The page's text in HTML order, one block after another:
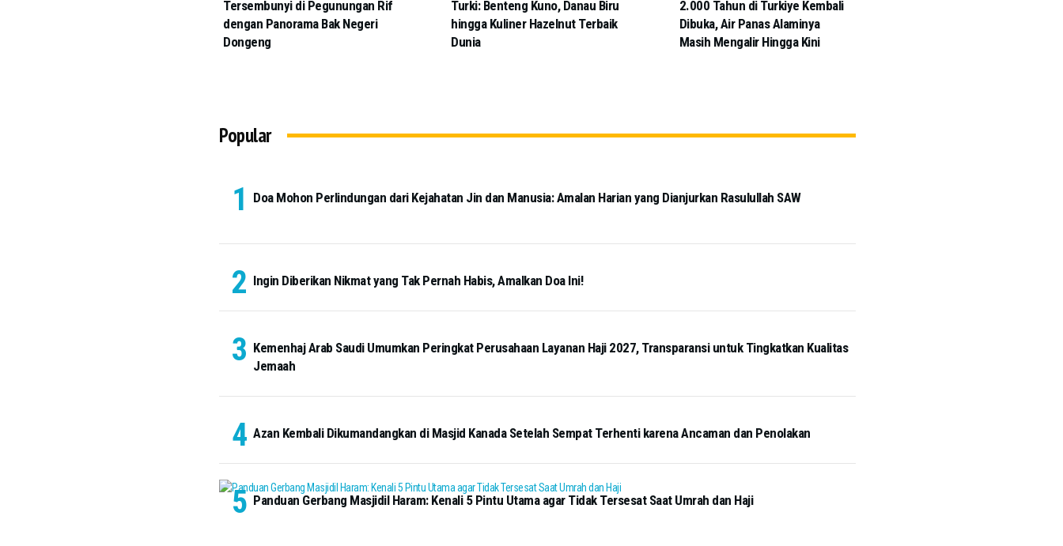
Tersembunyi di Pegunungan Rif
dengan Panorama Bak Negeri
Dongeng
Turki: Benteng Kuno, Danau Biru
hingga Kuliner Hazelnut Terbaik
Dunia
2.000 Tahun di Turkiye Kembali
Dibuka, Air Panas Alaminya
Masih Mengalir Hingga Kini
Popular
Doa Mohon Perlindungan dari Kejahatan Jin dan Manusia: Amalan Harian yang Dianjurkan Rasulullah SAW
Ingin Diberikan Nikmat yang Tak Pernah Habis, Amalkan Doa Ini!
Kemenhaj Arab Saudi Umumkan Peringkat Perusahaan Layanan Haji 2027, Transparansi untuk Tingkatkan Kualitas
Jemaah
Azan Kembali Dikumandangkan di Masjid Kanada Setelah Sempat Terhenti karena Ancaman dan Penolakan
Panduan Gerbang Masjidil Haram: Kenali 5 Pintu Utama agar Tidak Tersesat Saat Umrah dan Haji